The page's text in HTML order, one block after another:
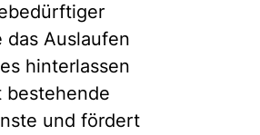
das Auslaufen
hinterlassen
bestehende
und fördert